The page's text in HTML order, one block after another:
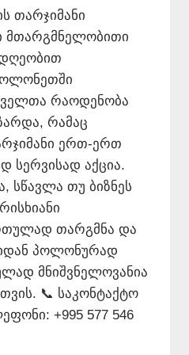
თარჯიმანი
მთარგმნელობითი
რაოდენობა
რამაც
ერთ-ერთ
სერვისად აქცია.
სწავლა თუ ბიზნეს
თარგმნა და
პოლონურად
მნიშვნელოვანია
📞 საკონტაქტო
+995 577 546